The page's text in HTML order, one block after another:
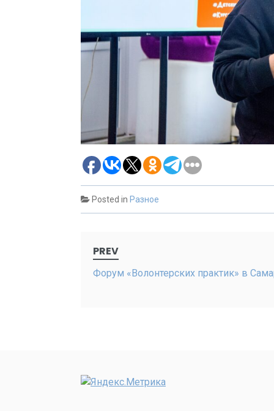
Posted in Разное
navigation
PREV
Форум «Волонтерских практик» в